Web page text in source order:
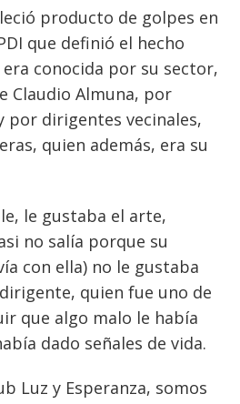
producto de golpes en
que definió el hecho
conocida por su sector,
Claudio Almuna, por
por dirigentes vecinales,
quien además, era su
le gustaba el arte,
no salía porque su
con ella) no le gustaba
quien fue uno de
que algo malo le había
dado señales de vida.
Luz y Esperanza, somos